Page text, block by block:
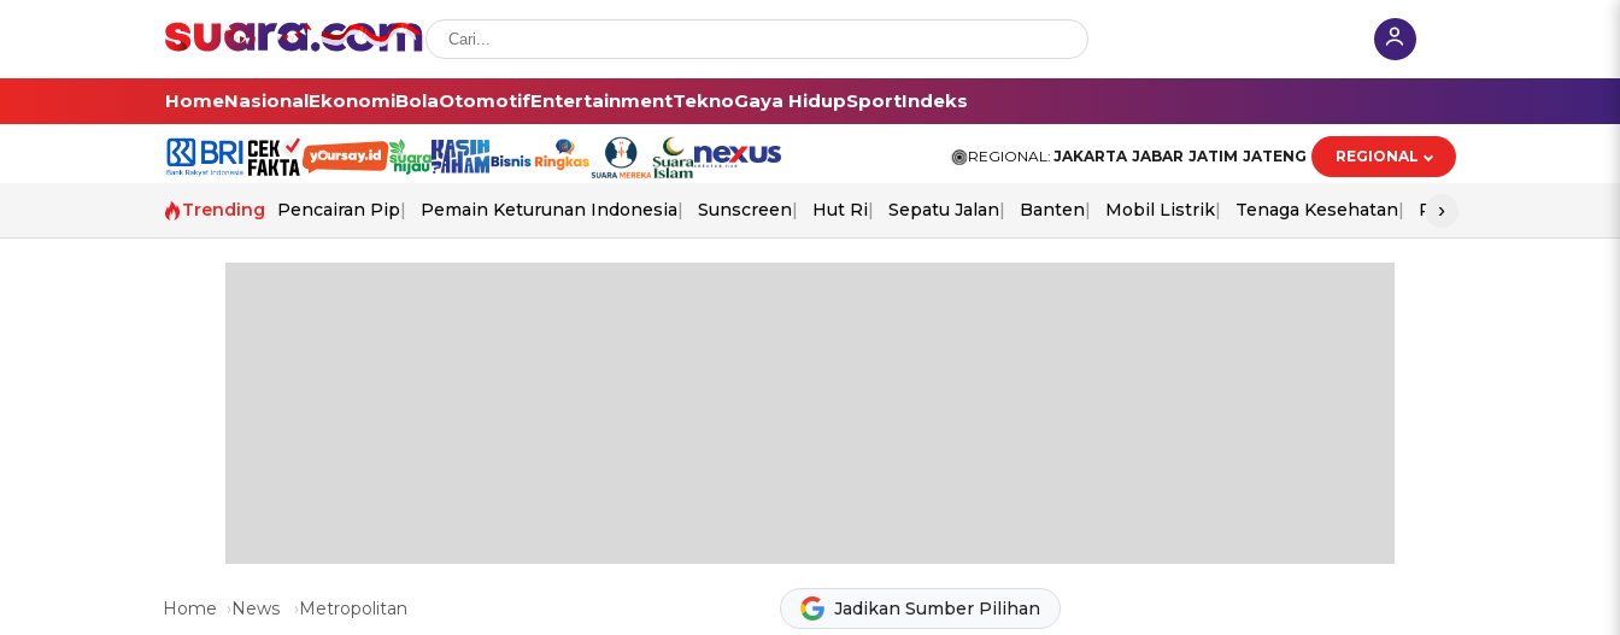
HomeNasionalEkonomiBolaOtomotifEntertainmentTeknoGaya HidupSportIndeks
REGIONAL: JAKARTA JABAR JATIM JATENG REGIONAL
Trending Pencairan Pip Pemain Keturunan Indonesia Sunscreen Hut Ri Sepatu Jalan Banten Mobil Listrik Tenaga Kesehatan Perang As-Iran
›
Home News Metropolitan Jadikan Sumber Pilihan